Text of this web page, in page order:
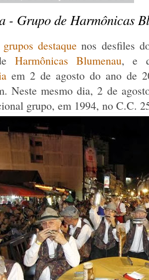
- Grupo de Harmônicas
grupos destaquenos desfiles
Harmônicas Blumenau, e
em 2 de agosto do ano de
Neste mesmo dia, 2 de
grupo, em 1994, no C.C.